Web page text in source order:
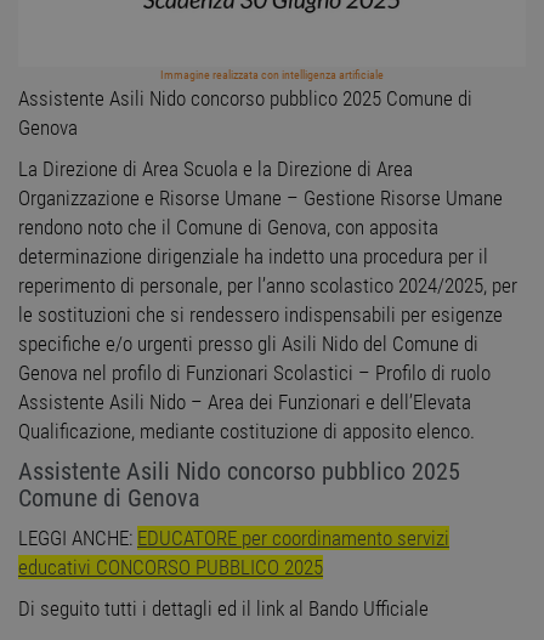
Immagine realizzata con intelligenza artificiale
Assistente Asili Nido concorso pubblico 2025 Comune di
Genova
La Direzione di Area Scuola e la Direzione di Area
Organizzazione e Risorse Umane – Gestione Risorse Umane
rendono noto che il Comune di Genova, con apposita
determinazione dirigenziale ha indetto una procedura per il
reperimento di personale, per l’anno scolastico 2024/2025, per
le sostituzioni che si rendessero indispensabili per esigenze
specifiche e/o urgenti presso gli Asili Nido del Comune di
Genova nel profilo di Funzionari Scolastici – Profilo di ruolo
Assistente Asili Nido – Area dei Funzionari e dell’Elevata
Qualificazione, mediante costituzione di apposito elenco.
Assistente Asili Nido concorso pubblico 2025
Comune di Genova
LEGGI ANCHE: EDUCATORE per coordinamento servizi
educativi CONCORSO PUBBLICO 2025
Di seguito tutti i dettagli ed il link al Bando Ufficiale